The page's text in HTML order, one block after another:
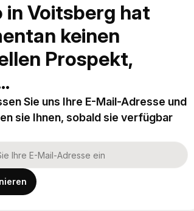
in Voitsberg hat
keinen
Prospekt,
Sie uns Ihre E-Mail-Adresse und
sie Ihnen, sobald sie verfügbar